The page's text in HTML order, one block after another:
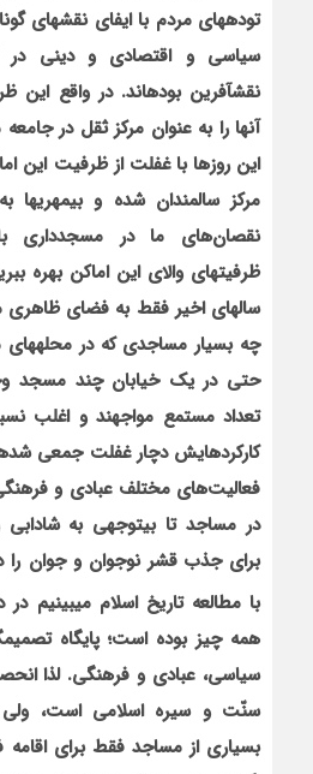
توده‏های مردم با ایفای نقش‏های
سیاسی و اقتصادی و دینی در
نقش‏آفرین بوده‏اند. در واقع این
آنها را به عنوان مرکز ثقل در
این روزها با غفلت از ظرفیت این
مرکز سالمندان شده و
نقصان‌های ما در مسجدداری
ظرفیت‏های والای این اماکن بهره
سال‏های اخیر فقط به فضای ظاهری
چه بسیار مساجدی که در
حتی در یک خیابان چند مسجد
تعداد مستمع مواجهند و اغلب
کارکردهایش دچار غفلت جمعی
فعالیت‌های مختلف عبادی و
در مساجد تا بی‏توجهی به
برای جذب قشر نوجوان و جوان را
با مطالعه تاریخ اسلام می‏بینیم در
همه چیز بوده است؛ پایگاه
سیاسی، عبادی و فرهنگی. لذا
سنّت و سیره اسلامی است، ولی
بسیاری از مساجد فقط برای اقامه